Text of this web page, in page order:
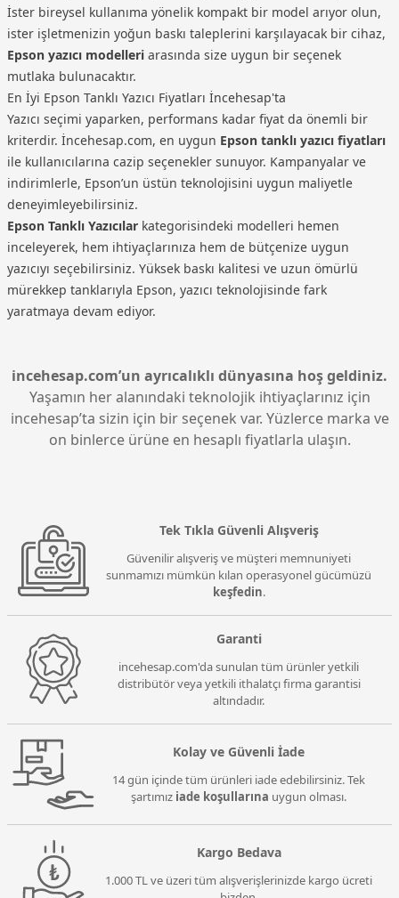
İster bireysel kullanıma yönelik kompakt bir model arıyor olun,
ister işletmenizin yoğun baskı taleplerini karşılayacak bir cihaz,
Epson yazıcı modelleri arasında size uygun bir seçenek
mutlaka bulunacaktır.
En İyi Epson Tanklı Yazıcı Fiyatları İncehesap'ta
Yazıcı seçimi yaparken, performans kadar fiyat da önemli bir
kriterdir. İncehesap.com, en uygun Epson tanklı yazıcı fiyatları
ile kullanıcılarına cazip seçenekler sunuyor. Kampanyalar ve
indirimlerle, Epson’un üstün teknolojisini uygun maliyetle
deneyimleyebilirsiniz.
Epson Tanklı Yazıcılar kategorisindeki modelleri hemen
inceleyerek, hem ihtiyaçlarınıza hem de bütçenize uygun
yazıcıyı seçebilirsiniz. Yüksek baskı kalitesi ve uzun ömürlü
mürekkep tanklarıyla Epson, yazıcı teknolojisinde fark
yaratmaya devam ediyor.
incehesap.com’un ayrıcalıklı dünyasına hoş geldiniz.
Yaşamın her alanındaki teknolojik ihtiyaçlarınız için
incehesap’ta sizin için bir seçenek var. Yüzlerce marka ve
on binlerce ürüne en hesaplı fiyatlarla ulaşın.
Tek Tıkla Güvenli Alışveriş
Güvenilir alışveriş ve müşteri memnuniyeti
sunmamızı mümkün kılan operasyonel gücümüzü
keşfedin.
Garanti
incehesap.com'da sunulan tüm ürünler yetkili
distribütör veya yetkili ithalatçı firma garantisi
altındadır.
Kolay ve Güvenli İade
14 gün içinde tüm ürünleri iade edebilirsiniz. Tek
şartımız iade koşullarına uygun olması.
Kargo Bedava
1.000 TL ve üzeri tüm alışverişlerinizde kargo ücreti